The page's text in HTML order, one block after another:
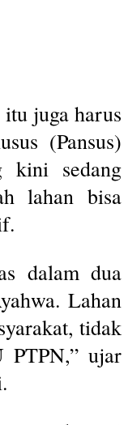
juga harus
(Pansus)
kini sedang
lahan bisa
dalam dua
Lahan
tidak
PTPN,” ujar